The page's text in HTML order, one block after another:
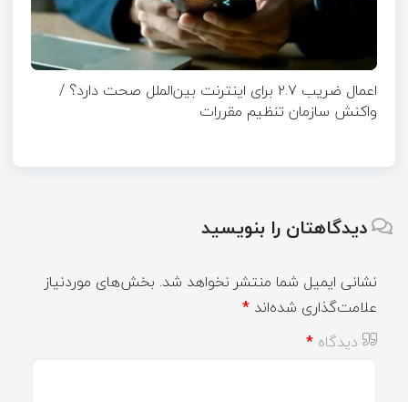
اعمال ضریب ۲.۷ برای اینترنت بین‌الملل صحت دارد؟ /
واکنش سازمان تنظیم مقررات
دیدگاهتان را بنویسید
نشانی ایمیل شما منتشر نخواهد شد. بخش‌های موردنیاز
علامت‌گذاری شده‌اند *
دیدگاه *